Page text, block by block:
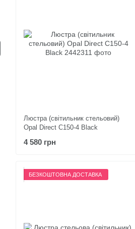
Люстра (світильник стельовий)
Opal Direct C150-4 Black
4 580 грн
БЕЗКОШТОВНА ДОСТАВКА